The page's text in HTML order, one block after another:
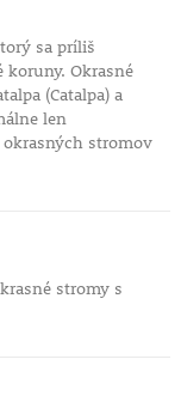
sa príliš
Okrasné
(Catalpa) a
len
okrasných stromov
stromy s